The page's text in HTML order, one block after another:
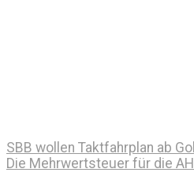
SBB wollen Taktfahrplan ab
Die Mehrwertsteuer für die